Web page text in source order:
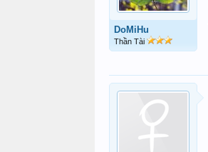
DoMiHu
Thần Tài